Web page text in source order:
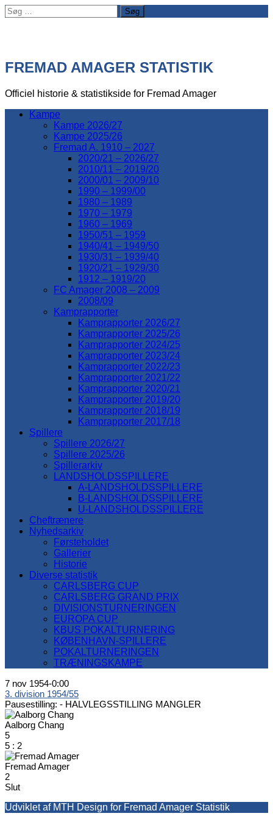
Søg
efter:
FREMAD AMAGER STATISTIK
Officiel historie & statistikside for Fremad Amager
Kampe
Kampe 2026/27
Kampe 2025/26
Fremad A. 1910 – 2027
2020/21 – 2026/27
2010/11 – 2019/20
2000/01 – 2009/10
1990 – 1999/00
1980 – 1989
1970 – 1979
1960 – 1969
1950/51 – 1959
1940/41 – 1949/50
1930/31 – 1939/40
1920/21 – 1929/30
1912 – 1919/20
FC Amager 2008 – 2009
2008/09
Kamprapporter
Kamprapporter 2026/27
Kamprapporter 2025/26
Kamprapporter 2024/25
Kamprapporter 2023/24
Kamprapporter 2022/23
Kamprapporter 2021/22
Kamprapporter 2020/21
Kamprapporter 2019/20
Kamprapporter 2018/19
Kamprapporter 2017/18
Spillere
Spillere 2026/27
Spillere 2025/26
Spillerarkiv
LANDSHOLDSSPILLERE
A-LANDSHOLDSSPILLERE
B-LANDSHOLDSSPILLERE
U-LANDSHOLDSSPILLERE
Cheftrænere
Nyhedsarkiv
Førsteholdet
Gallerier
Historie
Diverse statistik
CARLSBERG CUP
CARLSBERG GRAND PRIX
DIVISIONSTURNERINGEN
EUROPA CUP
KBUS POKALTURNERING
KØBENHAVN-SPILLERE
POKALTURNERINGEN
TRÆNINGSKAMPE
7 nov 1954-0:00
3. division 1954/55
Pausestilling: - HALVLEGSSTILLING MANGLER
Aalborg Chang
5
5 : 2
Fremad Amager
2
Slut
Udviklet af MTH Design for Fremad Amager Statistik